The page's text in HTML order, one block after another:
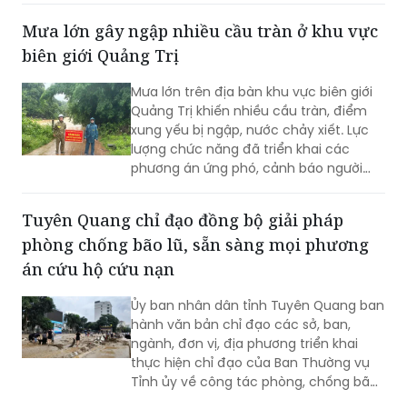
trang liệt sĩ Đông Hưng.
Mưa lớn trên địa bàn khu vực biên giới
Quảng Trị khiến nhiều cầu tràn, điểm
xung yếu bị ngập, nước chảy xiết. Lực
lượng chức năng đã triển khai các
phương án ứng phó, cảnh báo người
dân không đi vào khu vực nguy hiểm.
Tuyên Quang chỉ đạo đồng bộ giải pháp
án cứu hộ cứu nạn
Ủy ban nhân dân tỉnh Tuyên Quang ban
hành văn bản chỉ đạo các sở, ban,
ngành, đơn vị, địa phương triển khai
thực hiện chỉ đạo của Ban Thường vụ
Tỉnh ủy về công tác phòng, chống bão,
lũ, thiên tai cực đoan và biến đổi khí
hậu từ nay đến hết năm 2026.
Hơn 1.000 vận động viên tham gia giải chạy